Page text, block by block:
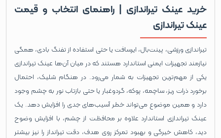
خرید عینک تیراندازی | راهنمای انتخاب و قیمت
عینک تیراندازی
تیراندازی ورزشی، پینت‌بال، ایرسافت یا حتی استفاده از تفنگ بادی، همگی
نیازمند تجهیزات ایمنی استاندارد هستند که در میان آن‌ها عینک تیراندازی
یکی از مهم‌ترین تجهیزات به شمار می‌رود. در هنگام شلیک، احتمال
برخورد ذرات ریز، ساچمه، پوکه، گردوغبار یا حتی بازتاب نور به چشم وجود
دارد و همین موضوع می‌تواند خطر آسیب‌های جدی را افزایش دهد. یک
عینک تیراندازی استاندارد علاوه بر محافظت از چشم، با افزایش وضوح
دید، کاهش خیرگی و بهبود تمرکز روی هدف، دقت تیرانداز را نیز بیشتر